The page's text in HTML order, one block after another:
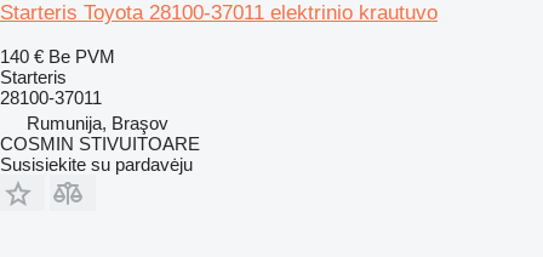
Starteris Toyota 28100-37011 elektrinio krautuvo
140 € Be PVM
Starteris
28100-37011
Rumunija, Braşov
COSMIN STIVUITOARE
Susisiekite su pardavėju